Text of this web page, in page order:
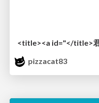
pizzacat83